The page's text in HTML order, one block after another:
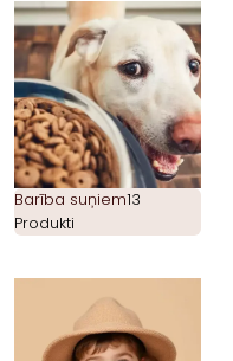
Barība suņiem13
Produkti